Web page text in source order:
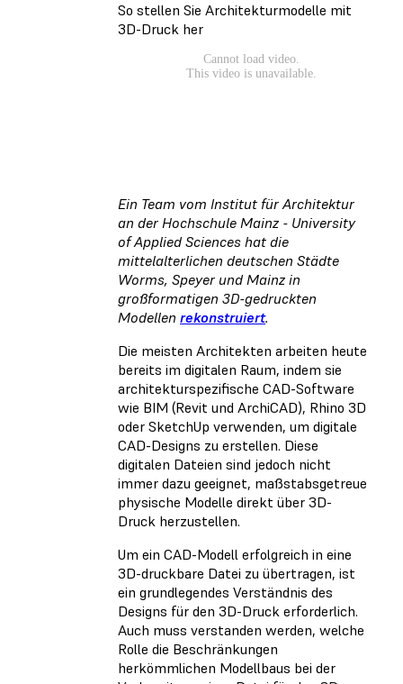
So stellen Sie Architekturmodelle mit
3D-Druck her
Ein Team vom Institut für Architektur
an der Hochschule Mainz - University
of Applied Sciences hat die
mittelalterlichen deutschen Städte
Worms, Speyer und Mainz in
großformatigen 3D-gedruckten
Modellen rekonstruiert.
Die meisten Architekten arbeiten heute
bereits im digitalen Raum, indem sie
architekturspezifische CAD-Software
wie BIM (Revit und ArchiCAD), Rhino 3D
oder SketchUp verwenden, um digitale
CAD-Designs zu erstellen. Diese
digitalen Dateien sind jedoch nicht
immer dazu geeignet, maßstabsgetreue
physische Modelle direkt über 3D-
Druck herzustellen.
Um ein CAD-Modell erfolgreich in eine
3D-druckbare Datei zu übertragen, ist
ein grundlegendes Verständnis des
Designs für den 3D-Druck erforderlich.
Auch muss verstanden werden, welche
Rolle die Beschränkungen
herkömmlichen Modellbaus bei der